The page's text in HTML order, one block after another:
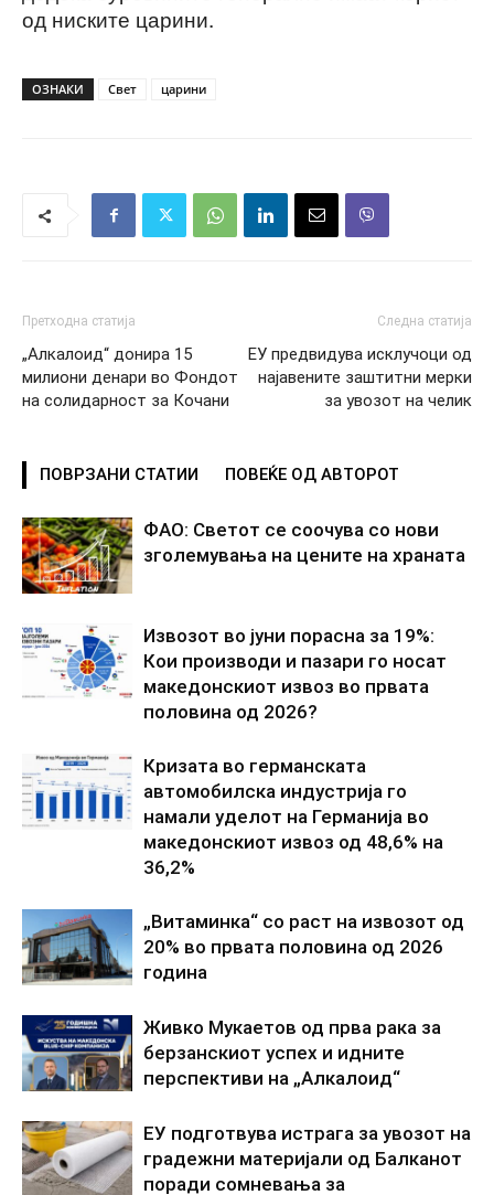
од ниските царини.
ОЗНАКИ Свет царини
Претходна статија
„Алкалоид“ донира 15
милиони денари во Фондот
на солидарност за Кочани
Следна статија
ЕУ предвидува исклучоци од
најавените заштитни мерки
за увозот на челик
ПОВРЗАНИ СТАТИИ ПОВЕЌЕ ОД АВТОРОТ
ФАО: Светот се соочува со нови
зголемувања на цените на храната
Извозот во јуни порасна за 19%:
Кои производи и пазари го носат
македонскиот извоз во првата
половина од 2026?
Кризата во германската
автомобилска индустрија го
намали уделот на Германија во
македонскиот извоз од 48,6% на
36,2%
„Витаминка“ со раст на извозот од
20% во првата половина од 2026
година
Живко Мукаетов од прва рака за
берзанскиот успех и идните
перспективи на „Алкалоид“
ЕУ подготвува истрага за увозот на
градежни материјали од Балканот
поради сомневања за